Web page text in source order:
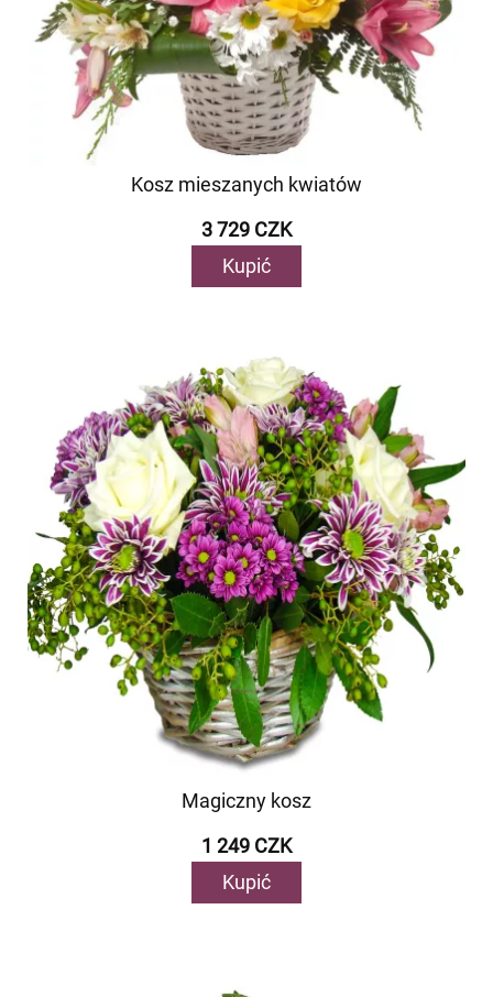
Kosz mieszanych kwiatów
3 729 CZK
Kupić
Magiczny kosz
1 249 CZK
Kupić